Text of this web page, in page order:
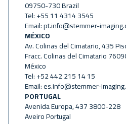
09750-730 Brazil
Tel: +55 11 4314 3545
Email:pt.info@stemmer-
MÉXICO
Av. Colinas del Cimatario, 435
Fracc. Colinas del Cimatario
México
Tel: +52 442 215 14 15
Email:es.info@stemmer-
PORTUGAL
Avenida Europa, 437 3800-228
Aveiro Portugal